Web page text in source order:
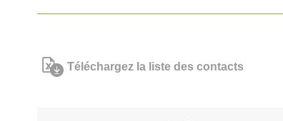
Téléchargez la liste des contacts